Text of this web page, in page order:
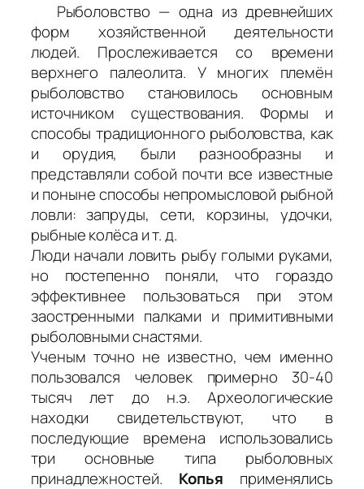
Рыболовство — одна из древнейших
форм хозяйственной деятельности
людей. Прослеживается со времени
верхнего палеолита. У многих племён
рыболовство становилось основным
источником существования. Формы и
способы традиционного рыболовства, как
и орудия, были разнообразны и
представляли собой почти все известные
и поныне способы непромысловой рыбной
ловли: запруды, сети, корзины, удочки,
рыбные колёса и т. д.
Люди начали ловить рыбу голыми руками,
но постепенно поняли, что гораздо
эффективнее пользоваться при этом
заостренными палками и примитивными
рыболовными снастями.
Ученым точно не известно, чем именно
пользовался человек примерно 30-40
тысяч лет до н.э. Археологические
находки свидетельствуют, что в
последующие времена использовались
три основные типа рыболовных
принадлежностей. Копья применялись